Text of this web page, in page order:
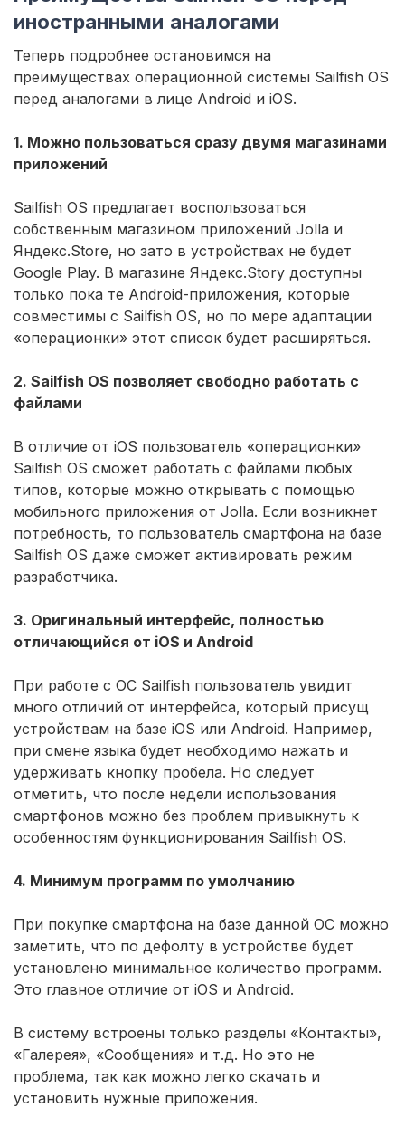
иностранными аналогами
Теперь подробнее остановимся на
преимуществах операционной системы Sailfish ОS
перед аналогами в лице Android и iOS.
1. Можно пользоваться сразу двумя магазинами
приложений
Sailfish ОS предлагает воспользоваться
собственным магазином приложений Jolla и
Яндекс.Store, но зато в устройствах не будет
Google Play. В магазине Яндекс.Story доступны
только пока те Android-приложения, которые
совместимы с Sailfish ОS, но по мере адаптации
«операционки» этот список будет расширяться.
2. Sailfish ОS позволяет свободно работать с
файлами
В отличие от iOS пользователь «операционки»
Sailfish ОS сможет работать с файлами любых
типов, которые можно открывать с помощью
мобильного приложения от Jolla. Если возникнет
потребность, то пользователь смартфона на базе
Sailfish ОS даже сможет активировать режим
разработчика.
3. Оригинальный интерфейс, полностью
отличающийся от iOS и Android
При работе с ОС Sailfish пользователь увидит
много отличий от интерфейса, который присущ
устройствам на базе iOS или Android. Например,
при смене языка будет необходимо нажать и
удерживать кнопку пробела. Но следует
отметить, что после недели использования
смартфонов можно без проблем привыкнуть к
особенностям функционирования Sailfish ОS.
4. Минимум программ по умолчанию
При покупке смартфона на базе данной ОС можно
заметить, что по дефолту в устройстве будет
установлено минимальное количество программ.
Это главное отличие от iOS и Android.
В систему встроены только разделы «Контакты»,
«Галерея», «Сообщения» и т.д. Но это не
проблема, так как можно легко скачать и
установить нужные приложения.